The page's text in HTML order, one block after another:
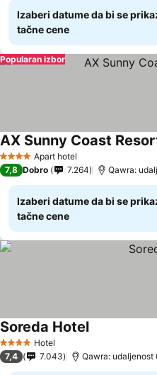
Izaberi datume da bi se
tačne cene
Popularan izbor
4 ZvezdiceApart hotel
AX Sunny Coast
7,8 Dobro 7.264 Qawra:
Izaberi datume da bi se
tačne cene
4 ZvezdiceHotel
Soreda Hotel
7,4 7.043 Qawra: udaljenost